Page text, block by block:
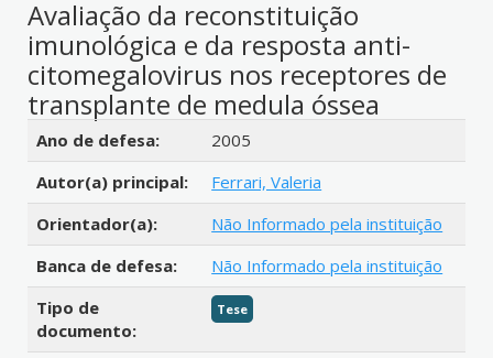
Avaliação da reconstituição
imunológica e da resposta anti-
citomegalovirus nos receptores de
transplante de medula óssea
Detalhes bibliográficos
Ano de defesa:
2005
Autor(a) principal:
Ferrari, Valeria
Orientador(a):
Não Informado pela instituição
Banca de defesa:
Não Informado pela instituição
Tipo de
documento:
Tese